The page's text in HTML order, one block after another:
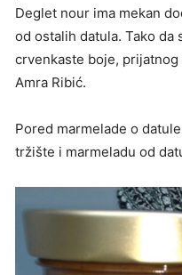
Deglet nour ima mekan
od ostalih datula. Tako da
crvenkaste boje,
Amra Ribić.
Pored marmelade o
tržište i marmeladu od